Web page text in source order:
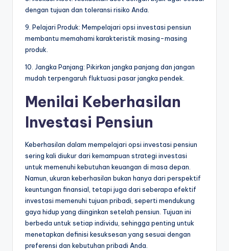
dengan tujuan dan toleransi risiko Anda.
9. Pelajari Produk: Mempelajari opsi investasi pensiun
membantu memahami karakteristik masing-masing
produk.
10. Jangka Panjang: Pikirkan jangka panjang dan jangan
mudah terpengaruh fluktuasi pasar jangka pendek.
Menilai Keberhasilan
Investasi Pensiun
Keberhasilan dalam mempelajari opsi investasi pensiun
sering kali diukur dari kemampuan strategi investasi
untuk memenuhi kebutuhan keuangan di masa depan.
Namun, ukuran keberhasilan bukan hanya dari perspektif
keuntungan finansial, tetapi juga dari seberapa efektif
investasi memenuhi tujuan pribadi, seperti mendukung
gaya hidup yang diinginkan setelah pensiun. Tujuan ini
berbeda untuk setiap individu, sehingga penting untuk
menetapkan definisi kesuksesan yang sesuai dengan
preferensi dan kebutuhan pribadi Anda.